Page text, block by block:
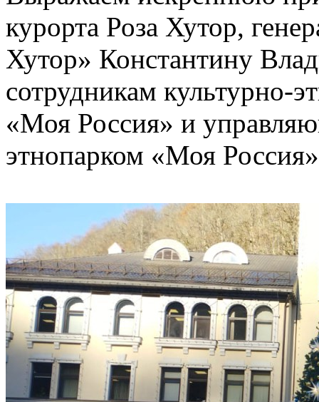
курорта Роза Хутор,
Хутор» Константину
сотрудникам культурно-
«Моя Россия» и
этнопарком «Моя